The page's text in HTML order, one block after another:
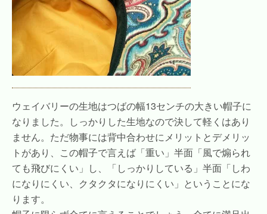
ウェイバリーの生地はつばの幅13センチの大きい帽子に
なりました。しっかりした生地なので決して軽くはあり
ません。ただ物事には背中合わせにメリットとデメリッ
トがあり、この帽子で言えば「重い」半面「風で煽られ
ても飛びにくい」し、「しっかりしている」半面「しわ
になりにくい、クタクタになりにくい」ということにな
ります。